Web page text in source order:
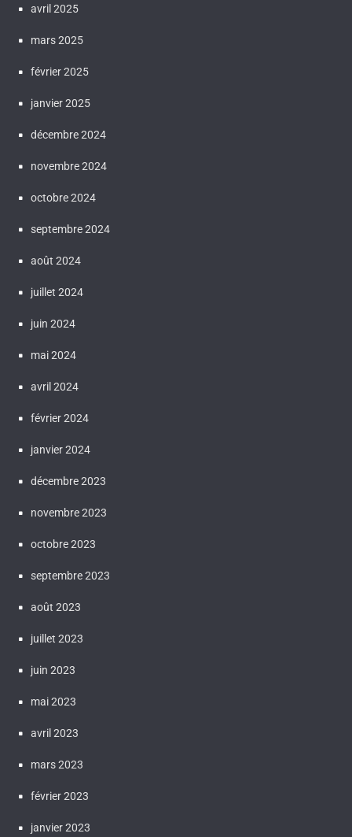
avril 2025
mars 2025
février 2025
janvier 2025
décembre 2024
novembre 2024
octobre 2024
septembre 2024
août 2024
juillet 2024
juin 2024
mai 2024
avril 2024
février 2024
janvier 2024
décembre 2023
novembre 2023
octobre 2023
septembre 2023
août 2023
juillet 2023
juin 2023
mai 2023
avril 2023
mars 2023
février 2023
janvier 2023